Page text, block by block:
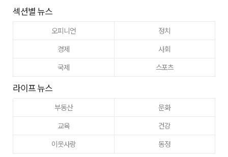
섹션별 뉴스
오피니언
정치
경제
사회
국제
스포츠
라이프 뉴스
부동산
문화
교육
건강
이웃사랑
동정